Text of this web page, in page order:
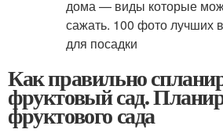
Как правильно
фруктовый сад.
фруктового сада